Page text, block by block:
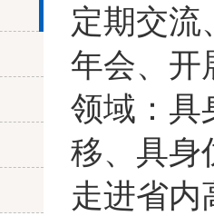
定期交流
年会、开
领域：具
移、具身
走进省内